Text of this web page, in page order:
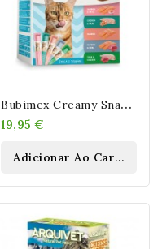
B
Ubimex Creamy Snacks Multipack
19,95 €
Adicionar Ao Carrinho